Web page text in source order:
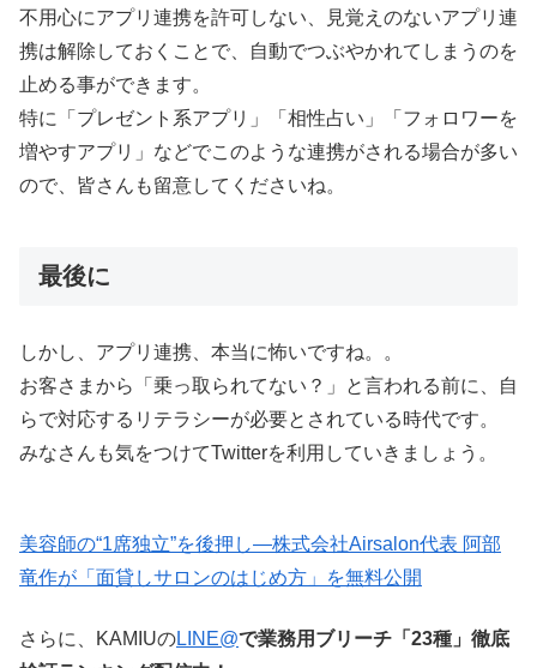
不用心にアプリ連携を許可しない、見覚えのないアプリ連
携は解除しておくことで、自動でつぶやかれてしまうのを
止める事ができます。
特に「プレゼント系アプリ」「相性占い」「フォロワーを
増やすアプリ」などでこのような連携がされる場合が多い
ので、皆さんも留意してくださいね。
最後に
しかし、アプリ連携、本当に怖いですね。。
お客さまから「乗っ取られてない？」と言われる前に、自
らで対応するリテラシーが必要とされている時代です。
みなさんも気をつけてTwitterを利用していきましょう。
美容師の“1席独立”を後押し—株式会社Airsalon代表 阿部
竜作が「面貸しサロンのはじめ方」を無料公開
さらに、KAMIUのLINE@で業務用ブリーチ「23種」徹底